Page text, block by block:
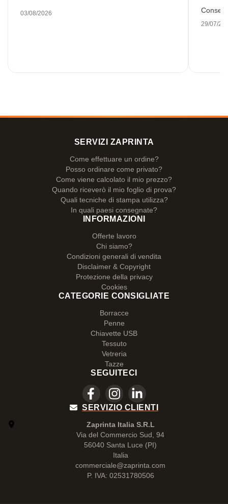
03/08/2026
29/07/
SERVIZI ZAPRINTA
Come effettuare un ordine?
Posso ordinare come privato?
Come viene calcolato il mio prezzo?
Quando riceverò il mio foglio di prova?
Quali tecniche di stampa utilizza?
In quali paesi consegnate?
INFORMAZIONI
Offerte lavoro
Chi siamo?
Condizioni generali di vendita
Disclaimer & Copyright
Protezione della privacy
Cookies
CATEGORIE CONSIGLIATE
Borracce
Penne
Chiavette USB
Tessuto
Vetreria
Tazze
SEGUITECI
SERVIZIO CLIENTI
Zaprinta Italia S.R.L
Via del Commercio Sud, 94
56040 Santa Luce (PI)
Italia
commerciale@zaprinta.com
P. IVA: 02531780506